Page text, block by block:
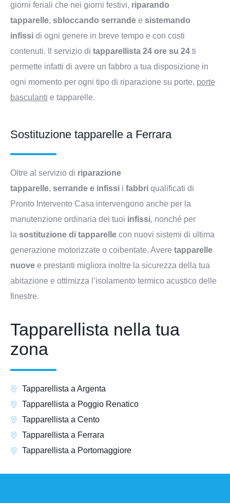
giorni feriali che nei giorni festivi, riparando
tapparelle, sbloccando serrande e sistemando
infissi di ogni genere in breve tempo e con costi
contenuti. Il servizio di tapparellista 24 ore su 24 ti
permette infatti di avere un fabbro a tua disposizione in
ogni momento per ogni tipo di riparazione su porte, porte
basculanti e tapparelle.
Sostituzione tapparelle a Ferrara
Oltre al servizio di riparazione
tapparelle, serrande e infissi i fabbri qualificati di
Pronto Intervento Casa intervengono anche per la
manutenzione ordinaria dei tuoi infissi, nonché per
la sostituzione di tapparelle con nuovi sistemi di ultima
generazione motorizzate o coibentate. Avere tapparelle
nuove e prestanti migliora inoltre la sicurezza della tua
abitazione e ottimizza l’isolamento termico acustico delle
finestre.
Tapparellista nella tua
zona
Tapparellista a Argenta
Tapparellista a Poggio Renatico
Tapparellista a Cento
Tapparellista a Ferrara
Tapparellista a Portomaggiore